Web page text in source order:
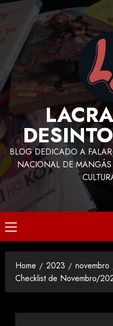
BLOG DEDICADO A
NACIONAL DE MANGÁS
Home 2023
novembro
Checklist de Novembro/